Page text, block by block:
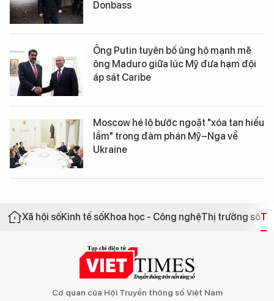
Donbass
Ông Putin tuyên bố ủng hộ mạnh mẽ
ông Maduro giữa lúc Mỹ đưa hạm đội
áp sát Caribe
Moscow hé lộ bước ngoặt "xóa tan hiểu
lầm" trong đàm phán Mỹ–Nga về
Ukraine
Xã hội sốKinh tế sốKhoa học - Công nghệThị trường số
Cơ quan của Hội Truyền thông số Việt Nam